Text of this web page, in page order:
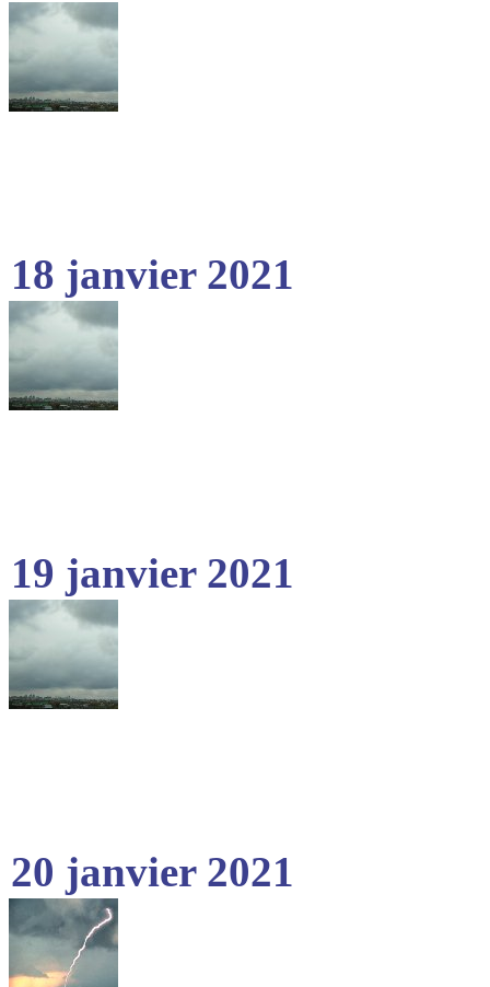
18 janvier 2021
19 janvier 2021
20 janvier 2021